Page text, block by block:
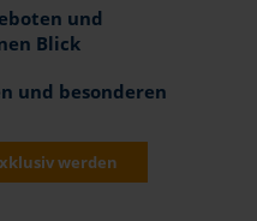
und
Blick
und besonderen
werden